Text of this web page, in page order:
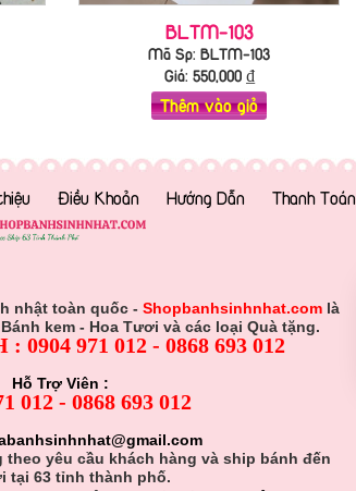
BLTM-103
Mã Sp: BLTM-103
Giá: 550,000₫
Thêm vào giỏ
Điều Khoản Hướng Dẫn Thanh Toán
nhật toàn quốc - Shopbanhsinhnhat.com là
kem - Hoa Tươi và các loại Quà tặng.
0904 971 012 - 0868 693 012
Hỗ Trợ Viên :
012 - 0868 693 012
yêu cầu khách hàng và ship bánh đến
tại 63 tỉnh thành phố.